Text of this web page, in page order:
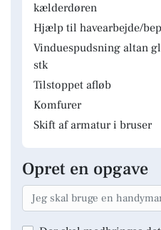
kælderdøren
Hjælp til havearbejde/
Vinduespudsning altan
stk
Tilstoppet afløb
Komfurer
Skift af armatur i bruser
Opret en opgave